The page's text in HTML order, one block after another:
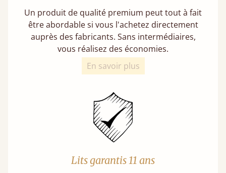
Un produit de qualité premium peut tout à fait
être abordable si vous l'achetez directement
auprès des fabricants. Sans intermédiaires,
vous réalisez des économies.
En savoir plus
Lits garantis 11 ans